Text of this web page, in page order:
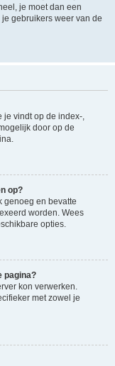
je moet dan een
gebruikers weer van de
je vindt op de index-,
door op de
op?
genoeg en bevatte
worden. Wees
opties.
pagina?
kon verwerken.
met zowel je